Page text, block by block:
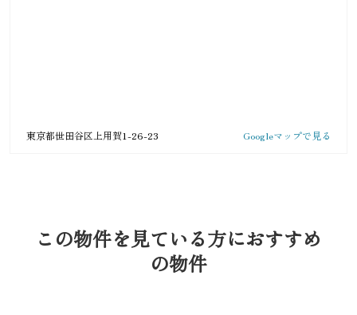
東京都世田谷区上用賀1-26-23 Googleマップで見る
この物件を見ている方におすすめ
の物件